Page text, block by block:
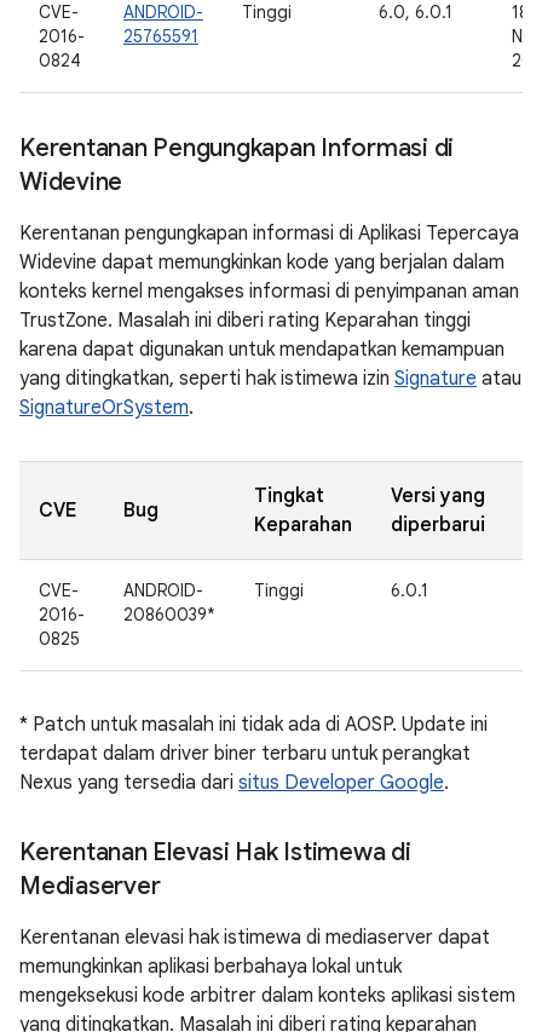
CVE-
2016-
0824
ANDROID-
25765591
Tinggi 6.0, 6.0.1
18
Kerentanan Pengungkapan Informasi di
Widevine
Kerentanan pengungkapan informasi di Aplikasi Tepercaya
Widevine dapat memungkinkan kode yang berjalan dalam
konteks kernel mengakses informasi di penyimpanan aman
TrustZone. Masalah ini diberi rating Keparahan tinggi
karena dapat digunakan untuk mendapatkan kemampuan
yang ditingkatkan, seperti hak istimewa izin Signature atau
SignatureOrSystem.
CVE Bug
Tingkat
Keparahan
Versi yang
diperbarui
CVE-
2016-
0825
ANDROID-
20860039*
Tinggi 6.0.1
* Patch untuk masalah ini tidak ada di AOSP. Update ini
terdapat dalam driver biner terbaru untuk perangkat
Nexus yang tersedia dari situs Developer Google.
Kerentanan Elevasi Hak Istimewa di
Mediaserver
Kerentanan elevasi hak istimewa di mediaserver dapat
memungkinkan aplikasi berbahaya lokal untuk
mengeksekusi kode arbitrer dalam konteks aplikasi sistem
yang ditingkatkan. Masalah ini diberi rating keparahan